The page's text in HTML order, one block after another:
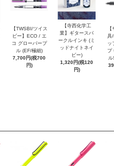
【TWSBI/ツイス
ビー】ECO / エ
コ グローパープ
ル (EF/極細)
7,700円(税700
円)
【寺西化学工
業】ギタースパ
ークルインキ (ミ
ッドナイトネイ
ビー)
1,320円(税120
円)
具
ッ
プ